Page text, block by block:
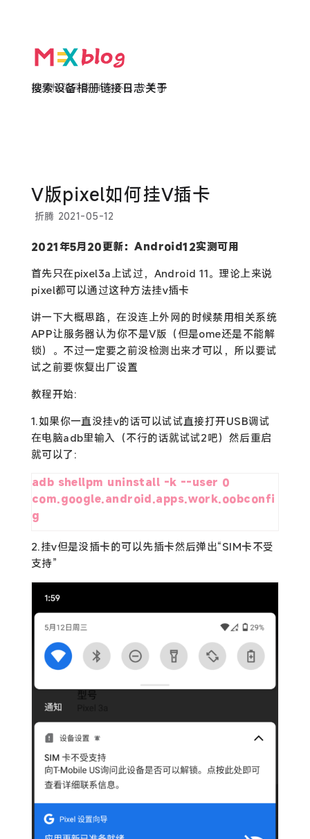
欲买桂花同载酒 终不似 少年游
搜索设备相册链接日志关于
V版pixel如何挂V插卡
折腾 2021-05-12
2021年5月20更新：Android12实测可用
首先只在pixel3a上试过，Android 11。理论上来说
pixel都可以通过这种方法挂v插卡
讲一下大概思路，在没连上外网的时候禁用相关系统
APP让服务器认为你不是V版（但是ome还是不能解
锁）。不过一定要之前没检测出来才可以，所以要试
试之前要恢复出厂设置
教程开始:
1.如果你一直没挂v的话可以试试直接打开USB调试
在电脑adb里输入（不行的话就试试2吧）然后重启
就可以了:
adb shellpm uninstall -k --user 0
com.google.android.apps.work.oobconfi
g
2.挂v但是没插卡的可以先插卡然后弹出“SIM卡不受
支持”